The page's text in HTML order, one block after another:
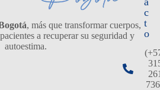
, más que transformar cuerpos,
a recuperar su seguridad y
autoestima.
c
t
o